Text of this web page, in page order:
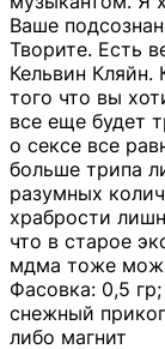
Ваше
Творите. Есть
Кельвин Кляйн.
того что вы
все еще будет
о сексе все
больше трипа
разумных
храбрости
что в старое
мдма тоже
Фасовка: 0,5
снежный
либо магнит